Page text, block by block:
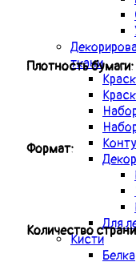
ткани
Для
Кисти
Белка
Плотность бумаги:
Формат:
Количество